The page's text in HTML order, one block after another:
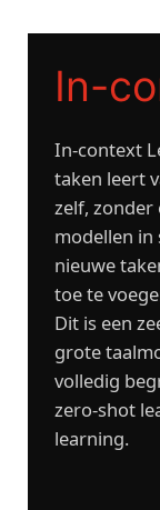
contentIn-
In-context
taken leert
zelf,
modellen in
nieuwe
toe te
Dit is een
grote
volledig
zero-shot
learning.